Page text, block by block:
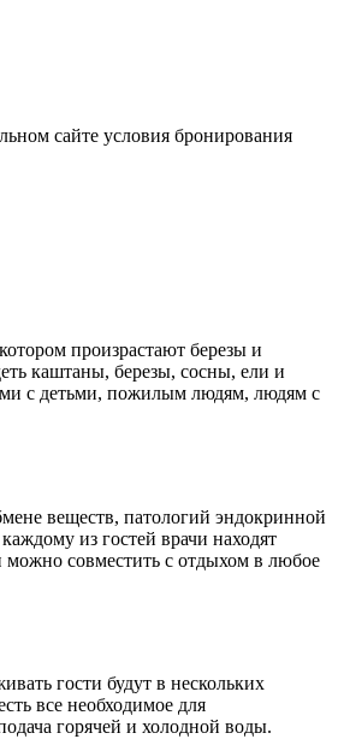
сайте условия бронирования
произрастают березы и
каштаны, березы, сосны, ели и
с детьми, пожилым людям, людям с
веществ, патологий эндокринной
из гостей врачи находят
совместить с отдыхом в любое
гости будут в нескольких
все необходимое для
горячей и холодной воды.